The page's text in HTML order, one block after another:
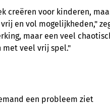
creëren voor kinderen,
en vol mogelijkheden,"
maar een veel
met veel vrij spel."
een probleem ziet